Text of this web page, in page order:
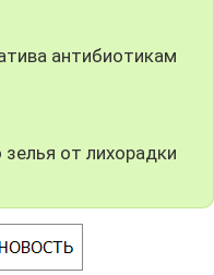
антибиотикам
от лихорадки